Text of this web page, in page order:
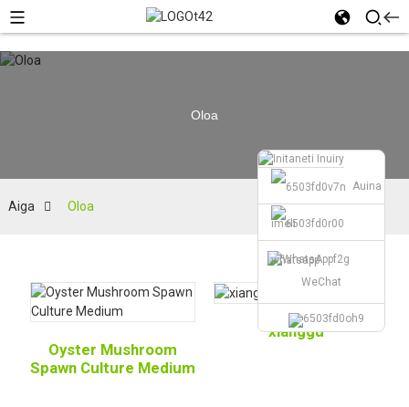
Auina
imeli
whatsapp
WeChat
Oloa
Aiga Oloa
Oyster Mushroom
Spawn Culture Medium
xianggu